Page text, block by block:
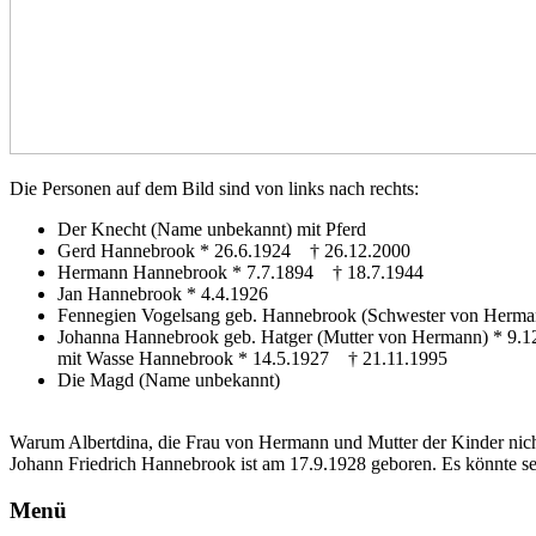
Die Personen auf dem Bild sind von links nach rechts:
Der Knecht (Name unbekannt) mit Pferd
Gerd Hannebrook * 26.6.1924 † 26.12.2000
Hermann Hannebrook * 7.7.1894 † 18.7.1944
Jan Hannebrook * 4.4.1926
Fennegien Vogelsang geb. Hannebrook (Schwester von
Johanna Hannebrook geb. Hatger (Mutter von Hermann) *
mit Wasse Hannebrook * 14.5.1927 † 21.11.1995
Die Magd (Name unbekannt)
Warum Albertdina, die Frau von Hermann und Mutter der Kinder
Johann Friedrich Hannebrook ist am 17.9.1928 geboren. Es könnte
Menü